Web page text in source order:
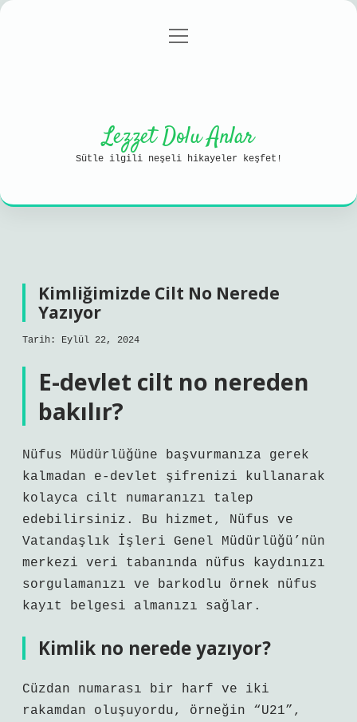
Gizlilik Politikası
menüyü
Lezzet Dolu Anlar
Sütle ilgili neşeli hikayeler keşfet!
Kimliğimizde Cilt No Nerede
Yazıyor
Tarih: Eylül 22, 2024
E-devlet cilt no nereden
bakılır?
Nüfus Müdürlüğüne başvurmanıza gerek
kalmadan e-devlet şifrenizi kullanarak
kolayca cilt numaranızı talep
edebilirsiniz. Bu hizmet, Nüfus ve
Vatandaşlık İşleri Genel Müdürlüğü’nün
merkezi veri tabanında nüfus kaydınızı
sorgulamanızı ve barkodlu örnek nüfus
kayıt belgesi almanızı sağlar.
Kimlik no nerede yazıyor?
Cüzdan numarası bir harf ve iki
rakamdan oluşuyordu, örneğin “U21”,